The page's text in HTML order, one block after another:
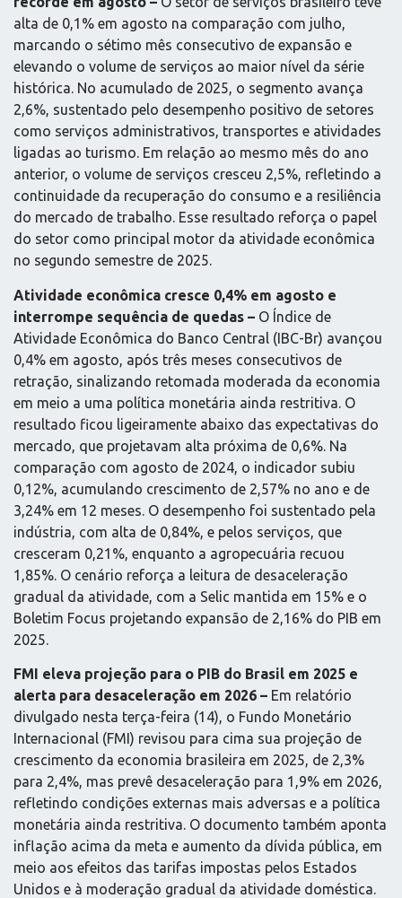
alta de 0,1% em agosto na comparação com julho,
marcando o sétimo mês consecutivo de expansão e
elevando o volume de serviços ao maior nível da série
histórica. No acumulado de 2025, o segmento avança
2,6%, sustentado pelo desempenho positivo de setores
como serviços administrativos, transportes e atividades
ligadas ao turismo. Em relação ao mesmo mês do ano
anterior, o volume de serviços cresceu 2,5%, refletindo a
continuidade da recuperação do consumo e a resiliência
do mercado de trabalho. Esse resultado reforça o papel
do setor como principal motor da atividade econômica
no segundo semestre de 2025.
Atividade econômica cresce 0,4% em agosto e
interrompe sequência de quedas – O Índice de
Atividade Econômica do Banco Central (IBC-Br) avançou
0,4% em agosto, após três meses consecutivos de
retração, sinalizando retomada moderada da economia
em meio a uma política monetária ainda restritiva. O
resultado ficou ligeiramente abaixo das expectativas do
mercado, que projetavam alta próxima de 0,6%. Na
comparação com agosto de 2024, o indicador subiu
0,12%, acumulando crescimento de 2,57% no ano e de
3,24% em 12 meses. O desempenho foi sustentado pela
indústria, com alta de 0,84%, e pelos serviços, que
cresceram 0,21%, enquanto a agropecuária recuou
1,85%. O cenário reforça a leitura de desaceleração
gradual da atividade, com a Selic mantida em 15% e o
Boletim Focus projetando expansão de 2,16% do PIB em
2025.
FMI eleva projeção para o PIB do Brasil em 2025 e
alerta para desaceleração em 2026 – Em relatório
divulgado nesta terça-feira (14), o Fundo Monetário
Internacional (FMI) revisou para cima sua projeção de
crescimento da economia brasileira em 2025, de 2,3%
para 2,4%, mas prevê desaceleração para 1,9% em 2026,
refletindo condições externas mais adversas e a política
monetária ainda restritiva. O documento também aponta
inflação acima da meta e aumento da dívida pública, em
meio aos efeitos das tarifas impostas pelos Estados
Unidos e à moderação gradual da atividade doméstica.